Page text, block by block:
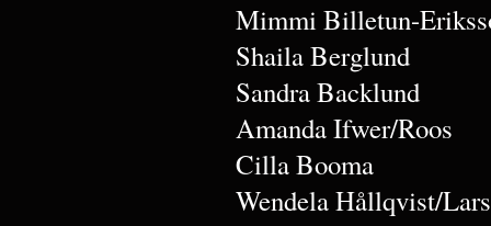
Mimmi Billetun-
Shaila Berglund
Sandra Backlund
Amanda Ifwer/Roos
Cilla Booma
Wendela Hållqvist/